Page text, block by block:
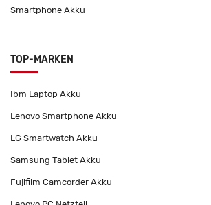
Smartphone Akku
TOP-MARKEN
Ibm Laptop Akku
Lenovo Smartphone Akku
LG Smartwatch Akku
Samsung Tablet Akku
Fujifilm Camcorder Akku